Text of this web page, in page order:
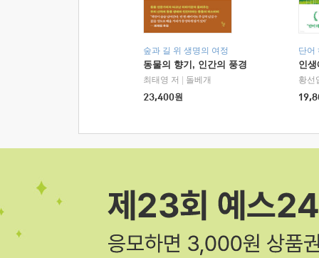
숲과 길 위 생명의 여정
동물의 향기, 인간의 풍경
최태영 저
돌베개
23,400원
단어
인
황선